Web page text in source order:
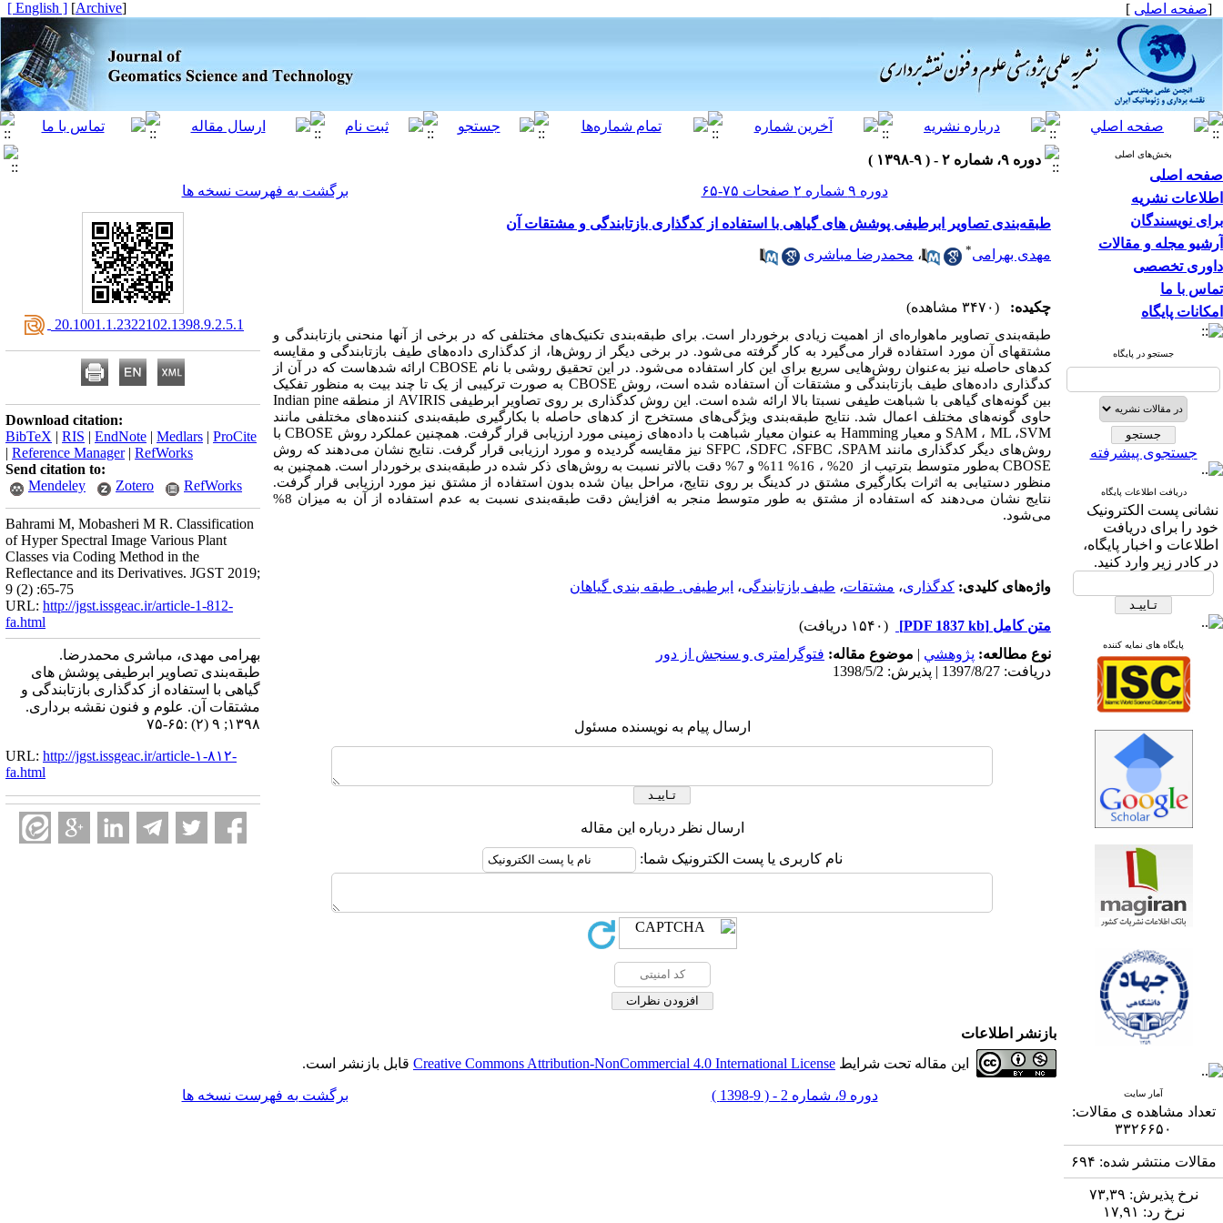
[صفحه اصلی ]
[
Archive
]
[ English ]
بخش‌های اصلی
صفحه اصلی
اطلاعات نشریه
برای نویسندگان
آرشیو مجله و مقالات
داوری تخصصی
تماس با ما
امکانات پایگاه
جستجو در پایگاه
جستجوی پیشرفته
دریافت اطلاعات پایگاه
نشانی پست الکترونیک
خود را برای دریافت
اطلاعات و اخبار پایگاه،
در کادر زیر وارد کنید.
پایگاه های نمایه کننده
آمار سایت
تعداد مشاهده ی مقالات:
۳۳۲۶۶۵۰
مقالات منتشر شده: ۶۹۴
نرخ پذیرش: ۷۳,۳۹
نرخ رد: ۱۷,۹۱
دوره ۹، شماره ۲ - ( ۹-۱۳۹۸ )
دوره ۹ شماره ۲ صفحات ۷۵-۶۵
برگشت به فهرست نسخه ها
طبقه‌بندی تصاویر ابرطیفی پوشش های گیاهی با استفاده از کد‎گذاری بازتابندگی و مشتقات آن
مهدی بهرامی* ، محمدرضا مباشری
چکیده: (۳۴۷۰ مشاهده)
طبقهبندی تصاویر ماهواره ای از اهمیت زیادی برخوردار است. برای طبقهبندی تکنیکهای مختلفی که در برخی از آنها منحنی بازتابندگی و
مشتق­های آن مورد استفاده قرار میگیرد به کار گرفته میشود. در برخی دیگر از روشها، از کدگذاری دادههای طیف بازتابندگی و مقایسه
کدهای حاصله نیز به‌عنوان روشهایی سریع برای این کار استفاده میشود. در این تحقیق روشی با نام CBOSEارائه شده­است که در آن از
کدگذاری دادههای طیف بازتابندگی و مشتقات آن استفاده شده است، روش CBOSE به صورت ترکیبی از یک تا چند بیت به منظور تفکیک
بین گونههای گیاهی با شباهت طیفی نسبتا بالا ارائه شده است. این روش کدگذاری بر روی تصاویر ابر طیفی AVIRIS از منطقهIndian pine
حاوی گونههای مختلف اعمال شد. نتایج طبقهبندی ویژگیهای مستخرج از کدهای حاصله با بکارگیری طبقهبندی کنندههای مختلفی مانند
SVM، ML ،SAM و معیارHamming به عنوان معیار شباهت با دادههای زمینی مورد ارزیابی قرار گرفت. همچنین عملکرد روش CBOSEبا
روشهای دیگر کدگذاری مانندSPAM، SFBC، SDFC، SFPC نیز مقایسه گردیده و مورد ارزیابی قرار گرفت. نتایج نشان میدهند که روش
CBOSEبه‌طور متوسط بترتیب از 20% ، 16% 11% و 7% دقت بالاتر نسبت به روش های ذکر شده در طبقه‌بندی برخوردار است. همچنین به
منظور دستیابی به اثرات بکارگیری مشتق در کدینگ بر روی نتایج، مراحل بیان شده بدون استفاده از مشتق نیز مورد ارزیابی قرار گرفت.
نتایج نشان میدهند که استفاده از مشتق به طور متوسط منجر به افزایش دقت طبقه
بندی نسبت به عدم استفاده از آن به میزان 8%
میشود.
واژه‌های کلیدی: کدگذاری، مشتقات، طیف بازتابندگی، ابرطیفی. طبقه بندی گیاهان
متن کامل [PDF 1837 kb]
(۱۵۴۰ دریافت)
نوع مطالعه: پژوهشي | موضوع مقاله: فتوگرامتری و سنجش از دور
دریافت: 1397/8/27 | پذیرش: 1398/5/2
ارسال پیام به نویسنده مسئول
ارسال نظر درباره این مقاله
نام کاربری یا پست الکترونیک شما:
‎ 20.1001.1.2322102.1398.9.2.5.1
Download citation:
BibTeX | RIS | EndNote | Medlars | ProCite
| Reference Manager| RefWorks
Send citation to:
Mendeley
Zotero RefWorks
Bahrami M, Mobasheri M R. Classification
of Hyper Spectral Image Various Plant
Classes via Coding Method in the
Reflectance and its Derivatives. JGST 2019;
9 (2) :65-75
URL: http://jgst.issgeac.ir/article-1-812-
fa.html
بهرامی مهدی، مباشری محمدرضا.
طبقه‌بندی تصاویر ابرطیفی پوشش های
گیاهی با استفاده از کد‎گذاری بازتابندگی و
مشتقات آن. علوم و فنون نقشه برداری.
۱۳۹۸; ۹ (۲) :۶۵-۷۵
URL: http://jgst.issgeac.ir/article-۱-۸۱۲-
fa.html
بازنشر اطلاعات
این مقاله تحت شرایط Creative Commons Attribution-NonCommercial 4.0 International License قابل بازنشر است.
دوره 9، شماره 2 - ( 9-1398 ) برگشت به فهرست نسخه ها